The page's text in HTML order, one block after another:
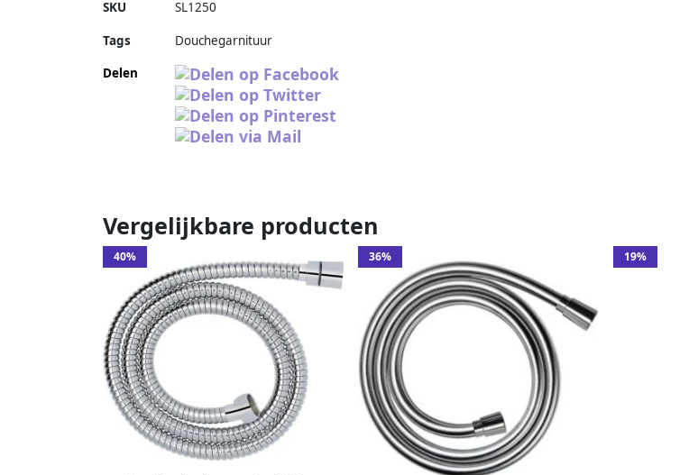
SKU SL1250
Tags
Douchegarnituur
Delen
Vergelijkbare producten
40% 36% 19%